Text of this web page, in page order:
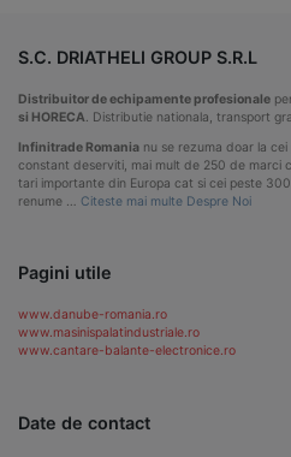
S.C. DRIATHELI GROUP S.R.L
Distribuitor de echipamente profesionale
si HORECA . Distributie nationala, transport
Infinitrade Romania nu se rezuma doar la
constant deserviti, mai mult de 250 de marci
tari importante din Europa cat si cei peste
renume … Citeste mai multe Despre Noi
Pagini utile
www.danube-romania.ro
www.masinispalatindustriale.ro
www.cantare-balante-electronice.ro
Date de contact